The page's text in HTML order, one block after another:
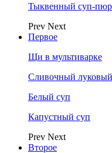
Тыквенный суп-
Prev Next
Первое
Щи в мультиварке
Сливочный
Белый суп
Капустный суп
Prev Next
Второе